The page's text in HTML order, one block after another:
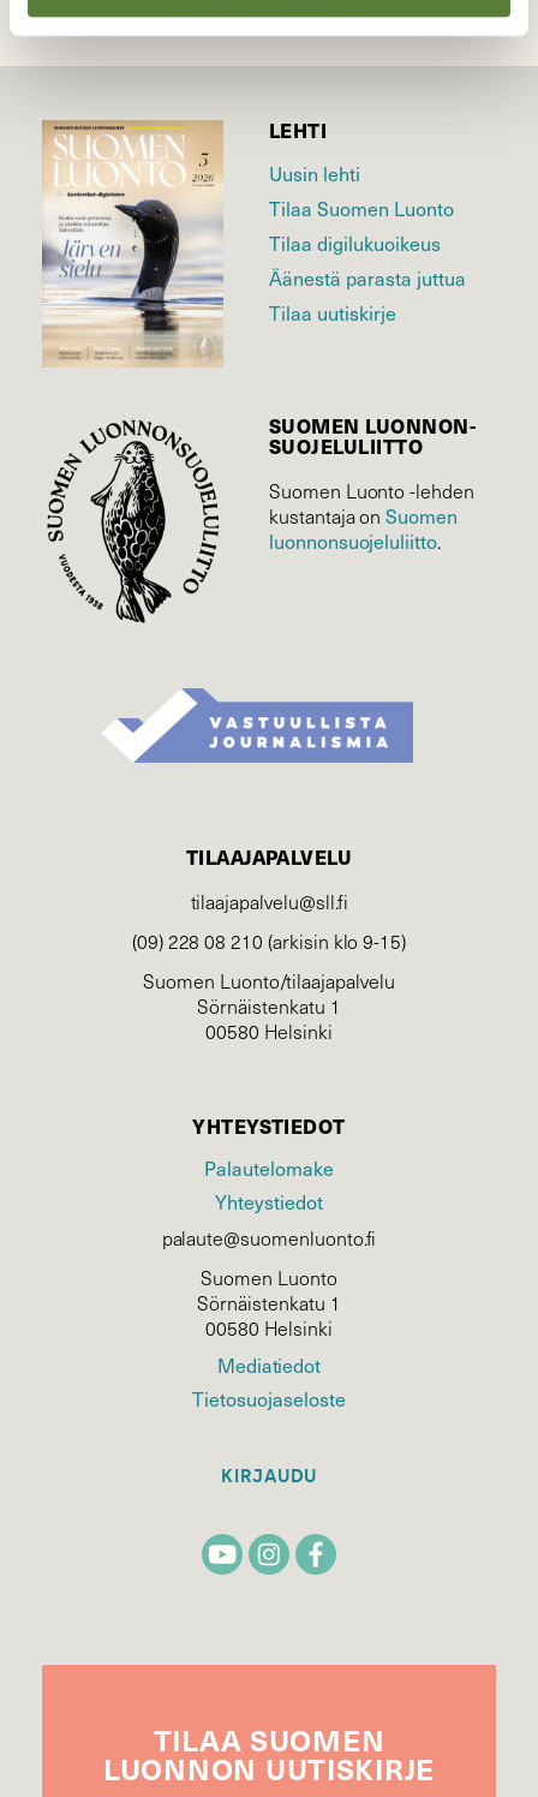
LEHTI
Uusin lehti
Tilaa Suomen Luonto
Tilaa digilukuoikeus
Äänestä parasta juttua
Tilaa uutiskirje
SUOMEN LUONNON­
SUOJELU­LIITTO
Suomen Luonto -lehden
kustantaja onSuomen
luonnonsuojelu­liitto.
TILAAJAPALVELU
tilaajapalvelu@sll.fi
(09) 228 08 210 (arkisin klo 9-15)
Suomen Luonto/tilaajapalvelu
Sörnäistenkatu 1
00580 Helsinki
YHTEYSTIEDOT
Palautelomake
Yhteystiedot
palaute@suomenluonto.fi
Suomen Luonto
Sörnäistenkatu 1
00580 Helsinki
Mediatiedot
Tietosuojaseloste
KIRJAUDU
TILAA SUOMEN
LUONNON UUTIS­KIRJE